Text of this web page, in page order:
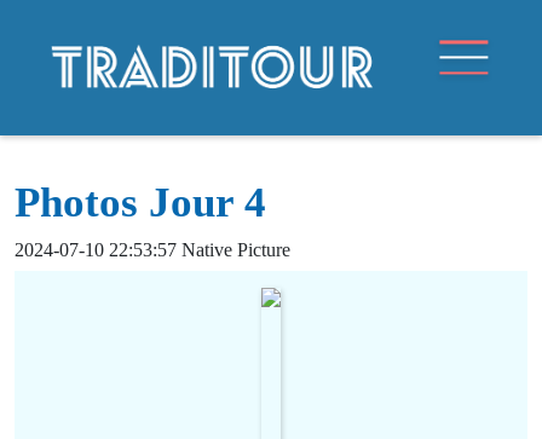
Photos Jour 4
2024-07-10 22:53:57 Native Picture